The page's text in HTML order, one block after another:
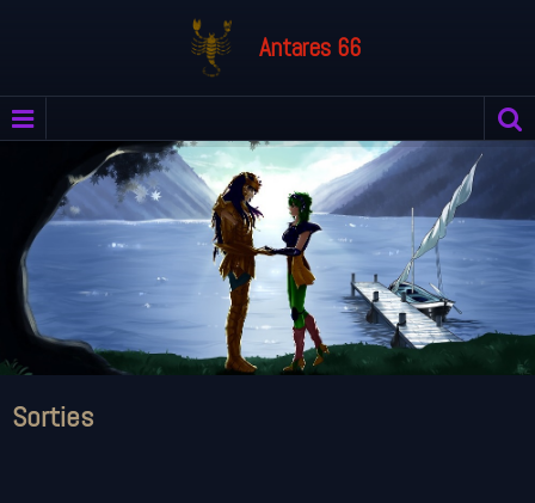
Antares 66
Sorties